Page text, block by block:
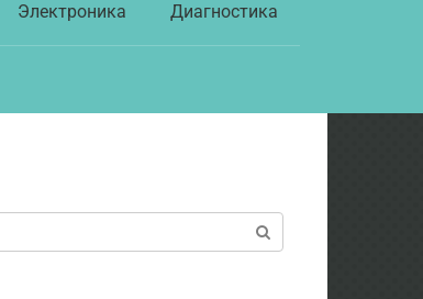
Электроника Диагностика